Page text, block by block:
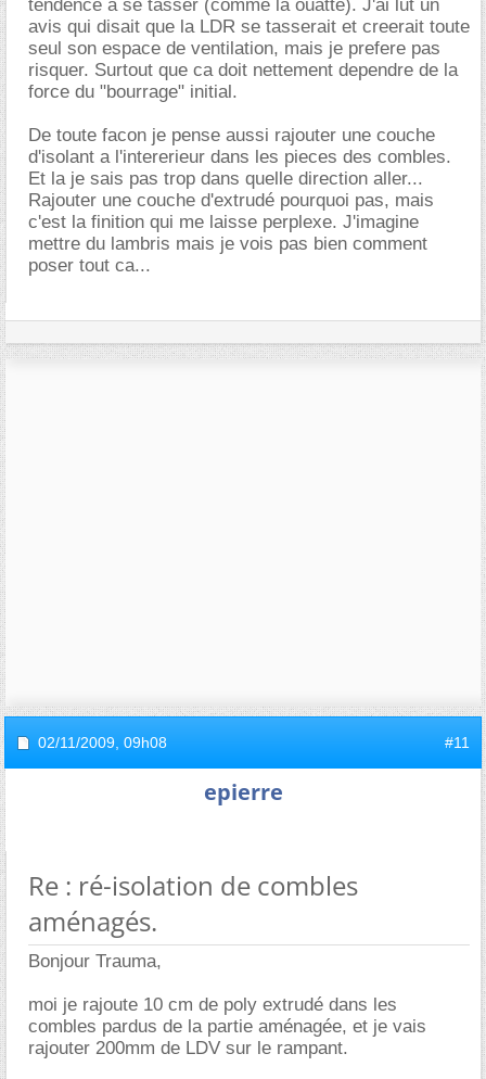
tendence a se tasser (comme la ouatte). J'ai lut un
avis qui disait que la LDR se tasserait et creerait toute
seul son espace de ventilation, mais je prefere pas
risquer. Surtout que ca doit nettement dependre de la
force du "bourrage" initial.
De toute facon je pense aussi rajouter une couche
d'isolant a l'intererieur dans les pieces des combles.
Et la je sais pas trop dans quelle direction aller...
Rajouter une couche d'extrudé pourquoi pas, mais
c'est la finition qui me laisse perplexe. J'imagine
mettre du lambris mais je vois pas bien comment
poser tout ca...
02/11/2009, 09h08 #11
epierre
Re : ré-isolation de combles
aménagés.
Bonjour Trauma,
moi je rajoute 10 cm de poly extrudé dans les
combles pardus de la partie aménagée, et je vais
rajouter 200mm de LDV sur le rampant.